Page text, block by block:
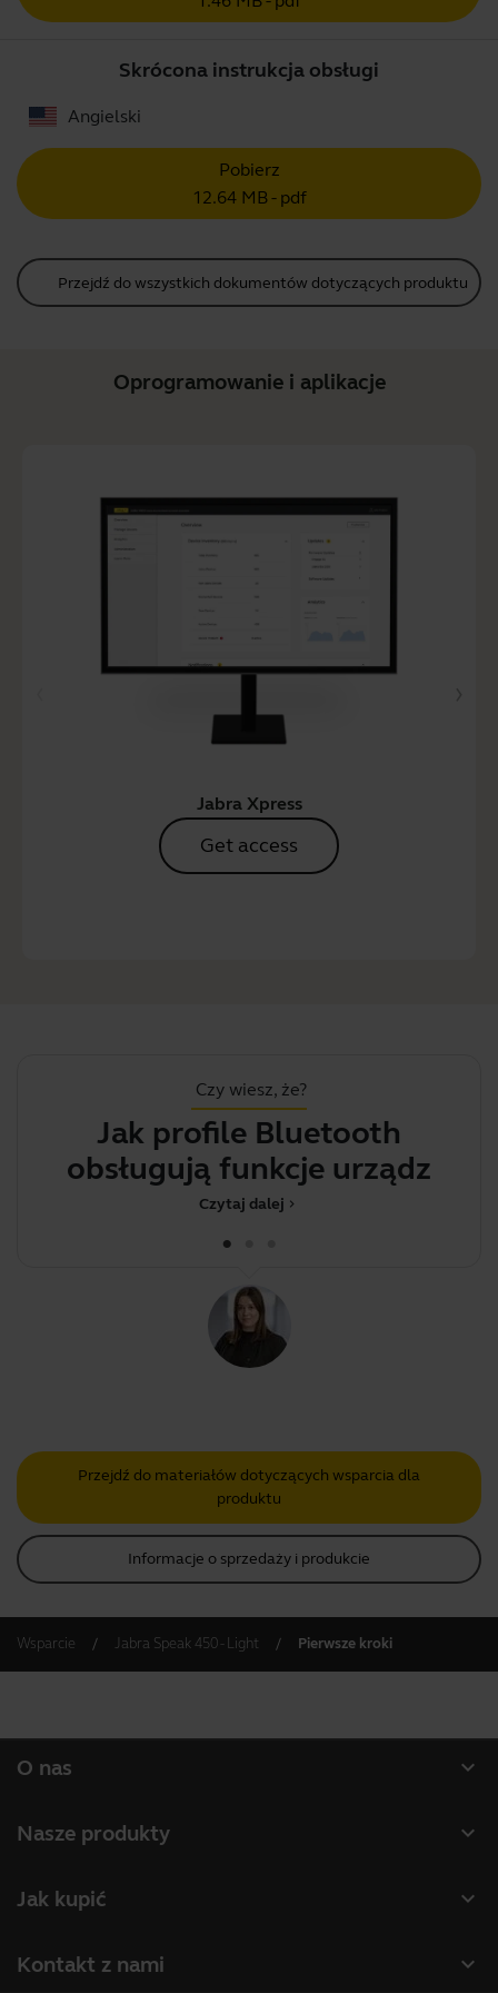
Skrócona instrukcja obsługi
Angielski
Pobierz
12.64 MB - pdf
Przejdź do wszystkich dokumentów dotyczących produktu
Oprogramowanie i aplikacje
Jabra Xpress
Get access
Czy wiesz, że?
Jak profile Bluetooth
obsługują funkcje urządzenia
chevron_right
Czytaj dalej
Przejdź do materiałów dotyczących wsparcia dla
produktu
Informacje o sprzedaży i produkcie
Wsparcie Jabra Speak 450 - Light Pierwsze kroki
expand_more
O nas
Wiadomości i komunikaty prasowe
expand_more
Nasze produkty
Kamery konferencyjne
expand_more
Jak kupić
expand_more
Kontakt z nami